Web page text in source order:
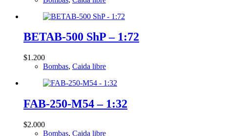
BETAB-500 ShP – 1:72
$1.200
Bombas, Caida libre
FAB-250-M54 – 1:32
$2.000
Bombas, Caida libre